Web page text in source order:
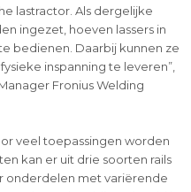
lastractor. Als dergelijke
ingezet, hoeven lassers in
bedienen. Daarbij kunnen ze
inspanning te leveren”,
Fronius Welding
veel toepassingen worden
kan er uit drie soorten rails
onderdelen met variërende